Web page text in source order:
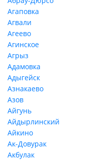
Агаповка
Агвали
Агеево
Агинское
Агрыз
Адамовка
Адыгейск
Азнакаево
Азов
Айгунь
Айдырлинский
Айкино
Ак-Довурак
Акбулак